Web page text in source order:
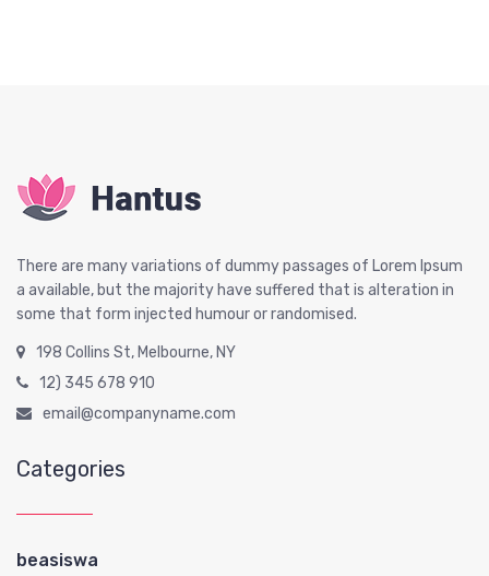
There are many variations of dummy passages of Lorem Ipsum
a available, but the majority have suffered that is alteration in
some that form injected humour or randomised.
198 Collins St, Melbourne, NY
12) 345 678 910
email@companyname.com
Categories
beasiswa